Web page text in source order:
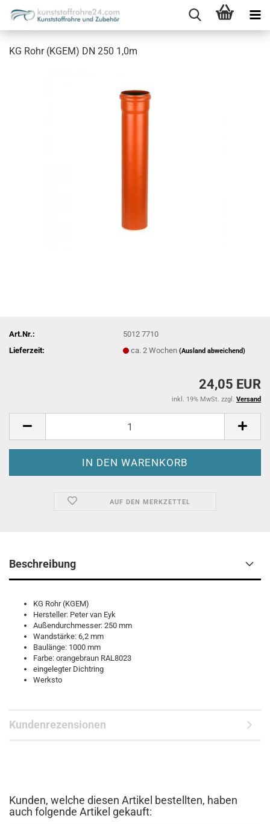
KG Rohr (KGEM) DN 250 1,0m
Art.Nr.:
5012 7710
Lieferzeit:
ca. 2 Wochen(Ausland abweichend)
24,05 EUR
inkl. 19% MwSt. zzgl. Versand
AUF DEN MERKZETTEL
Beschreibung
KG Rohr (KGEM)
Hersteller: Peter van Eyk
Außendurchmesser: 250 mm
Wandstärke: 6,2 mm
Baulänge: 1000 mm
Farbe: orangebraun RAL8023
eingelegter Dichtring
Werksto
Kundenrezensionen
Kunden, welche diesen Artikel bestellten, haben
auch folgende Artikel gekauft: